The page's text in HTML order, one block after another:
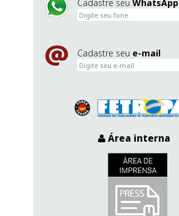
Cadastre seu WhatsApp
Cadastre seu e-mail
Área interna